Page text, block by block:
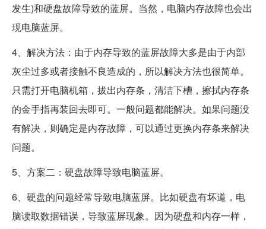
发生)和硬盘故障导致的蓝屏。当然，电脑内存故障也会出
现电脑蓝屏。
4、解决方法：由于内存导致的蓝屏故障大多是由于内部
灰尘过多或者接触不良造成的，所以解决方法也很简单。
只需打开电脑机箱，拔出内存条，清洁下槽，擦拭内存条
的金手指再装回去即可。一般问题都能解决。如果问题没
有解决，则确定是内存故障，可以通过更换内存条来解决
问题。
5、方案二：硬盘故障导致电脑蓝屏。
6、硬盘的问题经常导致电脑蓝屏。比如硬盘有坏道，电
脑读取数据错误，导致蓝屏现象。因为硬盘和内存一样，